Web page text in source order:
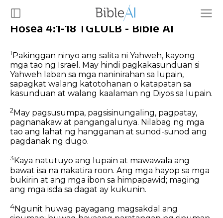
Hosea 4:1-18 TGLULB - Bible AI
1Pakinggan ninyo ang salita ni Yahweh, kayong
mga tao ng Israel. May hindi pagkakasunduan si
Yahweh laban sa mga naninirahan sa lupain,
sapagkat walang katotohanan o katapatan sa
kasunduan at walang kaalaman ng Diyos sa lupain.
2 May pagsusumpa, pagsisinungaling, pagpatay,
pagnanakaw at pangangalunya. Nilabag ng mga
tao ang lahat ng hangganan at sunod-sunod ang
pagdanak ng dugo.
3 Kaya natutuyo ang lupain at mawawala ang
bawat isa na nakatira roon. Ang mga hayop sa mga
bukirin at ang mga ibon sa himpapawid; maging
ang mga isda sa dagat ay kukunin.
4Ngunit huwag payagang magsakdal ang